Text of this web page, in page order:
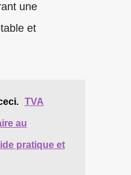
une
et
TVA
au
pratique et